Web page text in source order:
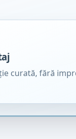
curată, fără